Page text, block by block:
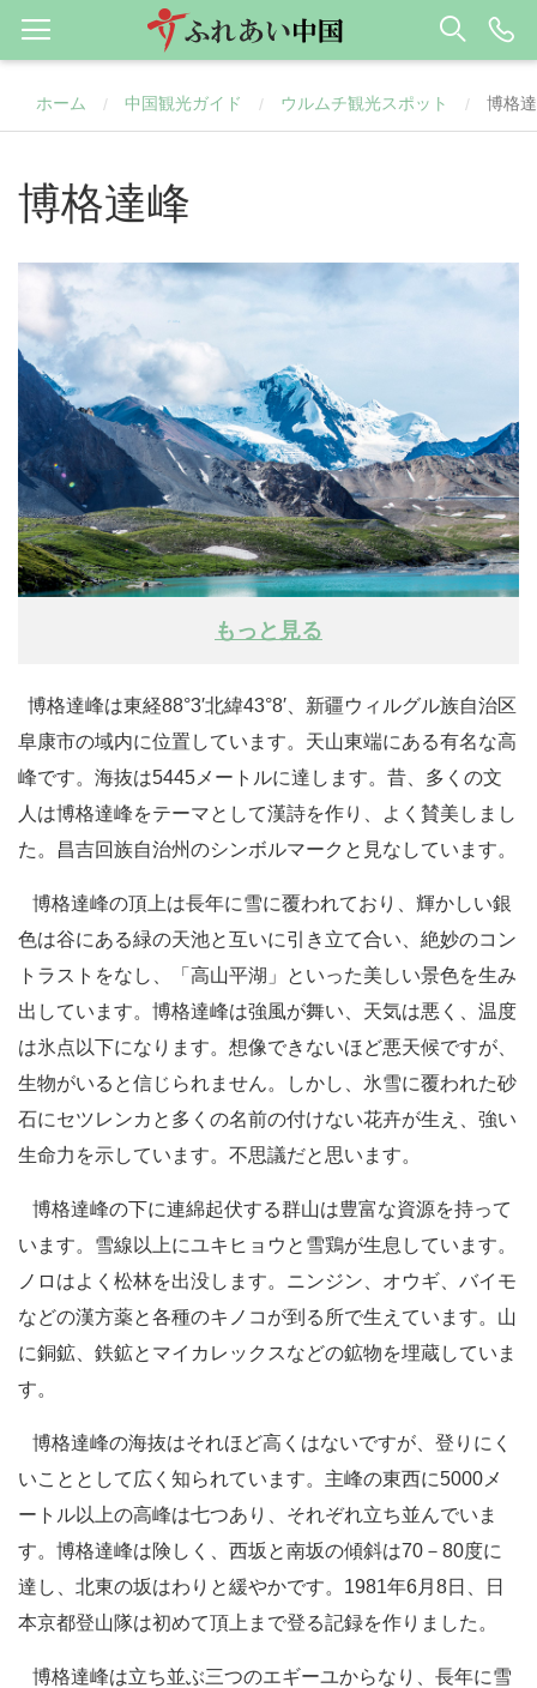
ホーム / 中国観光ガイド / ウルムチ観光スポット / 博格
博格達峰
もっと見る
博格達峰は東経88°3′北緯43°8′、新疆ウィルグル族自治区
阜康市の域内に位置しています。天山東端にある有名な高
峰です。海抜は5445メートルに達します。昔、多くの文
人は博格達峰をテーマとして漢詩を作り、よく賛美しまし
た。昌吉回族自治州のシンボルマークと見なしています。
博格達峰の頂上は長年に雪に覆われており、輝かしい銀
色は谷にある緑の天池と互いに引き立て合い、絶妙のコン
トラストをなし、「高山平湖」といった美しい景色を生み
出しています。博格達峰は強風が舞い、天気は悪く、温度
は氷点以下になります。想像できないほど悪天候ですが、
生物がいると信じられません。しかし、氷雪に覆われた砂
石にセツレンカと多くの名前の付けない花卉が生え、強い
生命力を示しています。不思議だと思います。
博格達峰の下に連綿起伏する群山は豊富な資源を持って
います。雪線以上にユキヒョウと雪鶏が生息しています。
ノロはよく松林を出没します。ニンジン、オウギ、バイモ
などの漢方薬と各種のキノコが到る所で生えています。山
に銅鉱、鉄鉱とマイカレックスなどの鉱物を埋蔵していま
す。
博格達峰の海抜はそれほど高くはないですが、登りにく
いこととして広く知られています。主峰の東西に5000メ
ートル以上の高峰は七つあり、それぞれ立ち並んでいま
す。博格達峰は険しく、西坂と南坂の傾斜は70－80度に
達し、北東の坂はわりと緩やかです。1981年6月8日、日
本京都登山隊は初めて頂上まで登る記録を作りました。
博格達峰は立ち並ぶ三つのエギーユからなり、長年に雪